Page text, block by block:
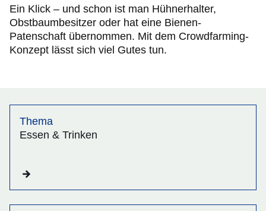
Ein Klick – und schon ist man Hühnerhalter,
Obstbaumbesitzer oder hat eine Bienen-
Patenschaft übernommen. Mit dem Crowdfarming-
Konzept lässt sich viel Gutes tun.
Thema
Essen & Trinken